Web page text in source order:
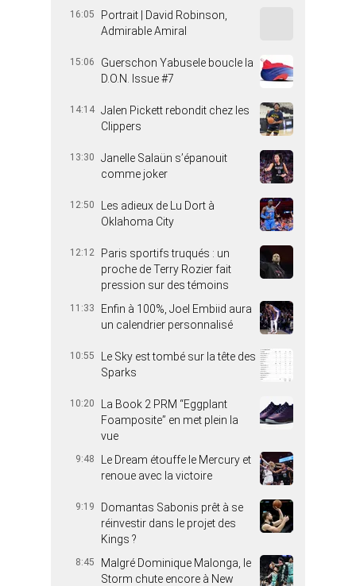
16:05
Portrait | David Robinson,
Admirable Amiral
15:06
Guerschon Yabusele boucle la
D.O.N. Issue #7
14:14 Jalen Pickett rebondit chez les
Clippers
13:30
Janelle Salaün s’épanouit
comme joker
12:50
Les adieux de Lu Dort à
Oklahoma City
12:12
Paris sportifs truqués : un
proche de Terry Rozier fait
pression sur des témoins
11:33
Enfin à 100%, Joel Embiid aura
un calendrier personnalisé
10:55
Le Sky est tombé sur la tête des
Sparks
10:20
La Book 2 PRM “Eggplant
Foamposite” en met plein la
vue
9:48
Le Dream étouffe le Mercury et
renoue avec la victoire
9:19
Domantas Sabonis prêt à se
réinvestir dans le projet des
Kings ?
8:45
Malgré Dominique Malonga, le
Storm chute encore à New